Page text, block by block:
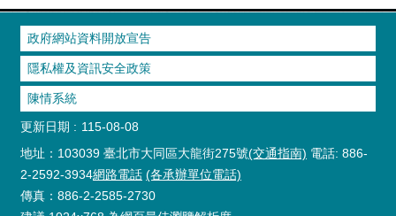
政府網站資料開放宣告
隱私權及資訊安全政策
陳情系統
更新日期
115-08-08
地址：103039 臺北市大同區大龍街275號(交通指南) 電話: 886-
2-2592-3934網路電話 (各承辦單位電話)
傳真：886-2-2585-2730